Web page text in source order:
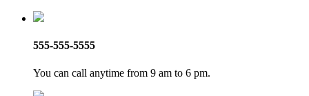
555-555-5555
You can call anytime from 9 am to 6 pm.